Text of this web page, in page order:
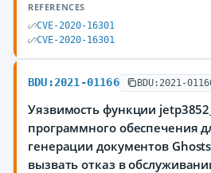
REFERENCES
CVE-2020-16301
CVE-2020-16301
BDU:2021-01166 BDU:2021-
Уязвимость функции
программного обеспечения
генерации документов
вызвать отказ в